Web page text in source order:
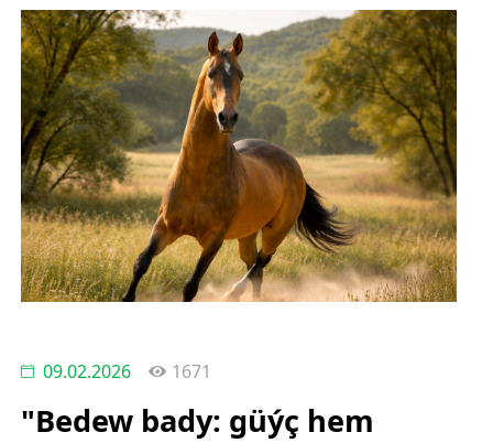
09.02.2026 1671
"Bedew bady: güýç hem